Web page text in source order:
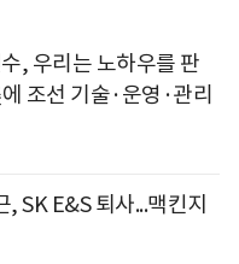
, 우리는 노하우를 판
조선 기술·운영·관리
SK E&S 퇴사...맥킨지